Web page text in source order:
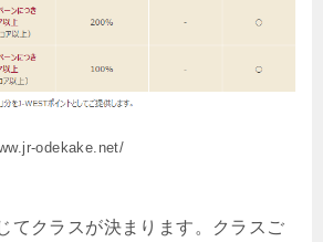
odekake.net/
てクラスが決まります。クラスご